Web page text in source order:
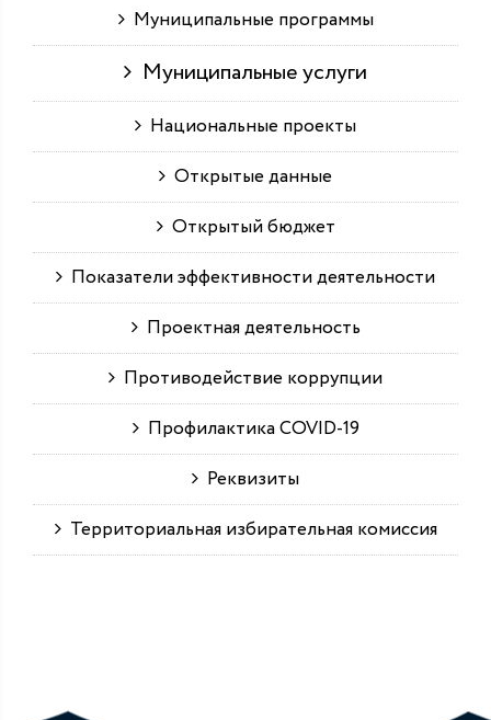
Муниципальные программы
Муниципальные услуги
Национальные проекты
Открытые данные
Открытый бюджет
Показатели эффективности деятельности
Проектная деятельность
Противодействие коррупции
Профилактика COVID-19
Реквизиты
Территориальная избирательная комиссия